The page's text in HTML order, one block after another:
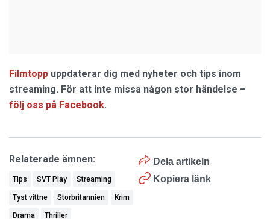
Filmtopp uppdaterar dig med nyheter och tips inom
streaming. För att inte missa någon stor händelse –
följ oss på Facebook.
Dela artikeln
Kopiera länk
Relaterade ämnen:
Tips SVT Play Streaming
Tyst vittne Storbritannien Krim
Drama Thriller